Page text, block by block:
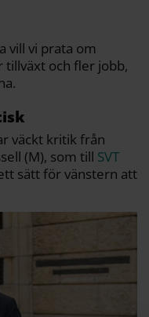
vill vi prata om
tillväxt och fler jobb,
väckt kritik från
(M), som till SVT
sätt för vänstern att